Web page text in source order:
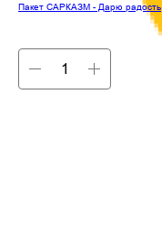
Пакет САРКАЗМ - Дарю радость